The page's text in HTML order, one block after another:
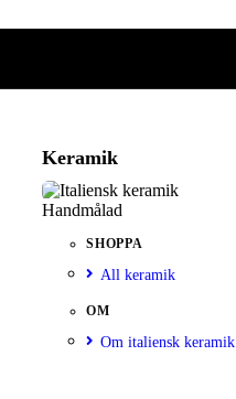
Keramik
Handmålad
SHOPPA
All keramik
OM
Om italiensk keramik